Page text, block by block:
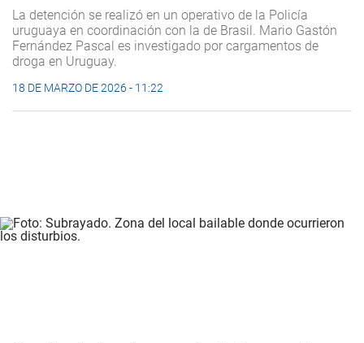
La detención se realizó en un operativo de la Policía
uruguaya en coordinación con la de Brasil. Mario Gastón
Fernández Pascal es investigado por cargamentos de
droga en Uruguay.
18 DE MARZO DE 2026 - 11:22